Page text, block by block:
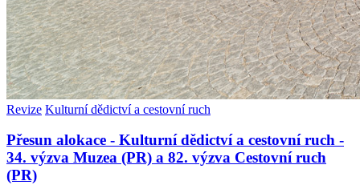
Revize Kulturní dědictví a cestovní ruch
Přesun alokace - Kulturní dědictví a cestovní ruch -
34. výzva Muzea (PR) a 82. výzva Cestovní ruch
(PR)